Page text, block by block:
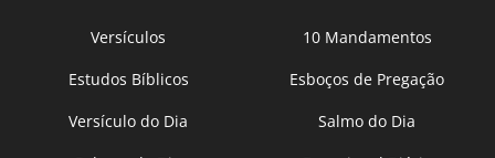
Versículos
10 Mandamentos
Estudos Bíblicos
Esboços de Pregação
Versículo do Dia
Salmo do Dia